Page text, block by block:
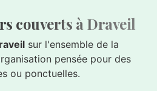
couverts à Draveil
sur l'ensemble de la
pensée pour des
ou ponctuelles.